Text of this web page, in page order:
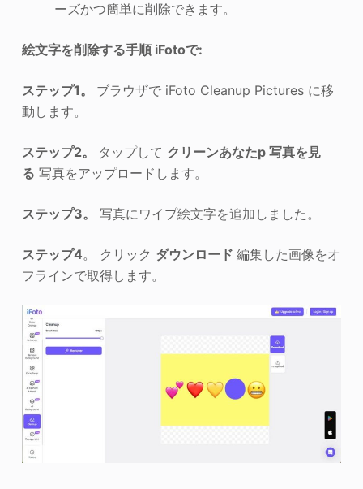
ーズかつ簡単に削除できます。
絵文字を削除する手順iFotoで:
ステップ1。 ブラウザで iFoto Cleanup Pictures に移
動します。
ステップ2。 タップして クリーンあなたp 写真を見
る 写真をアップロードします。
ステップ3。 写真にワイプ絵文字を追加しました。
ステップ4。 クリック ダウンロード 編集した画像をオ
フラインで取得します。